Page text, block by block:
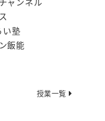
授業一覧